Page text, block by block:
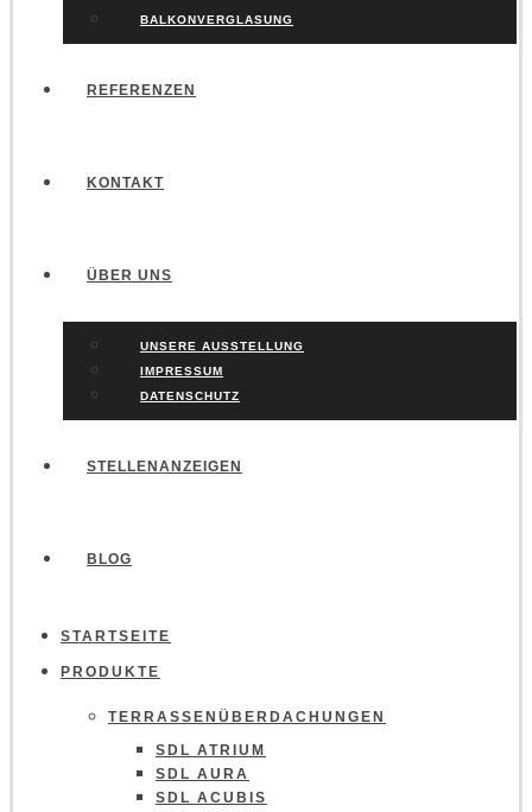
BALKONVERGLASUNG
REFERENZEN
KONTAKT
ÜBER UNS
UNSERE AUSSTELLUNG
IMPRESSUM
DATENSCHUTZ
STELLENANZEIGEN
BLOG
STARTSEITE
PRODUKTE
TERRASSENÜBERDACHUNGEN
SDL ATRIUM
SDL AURA
SDL ACUBIS